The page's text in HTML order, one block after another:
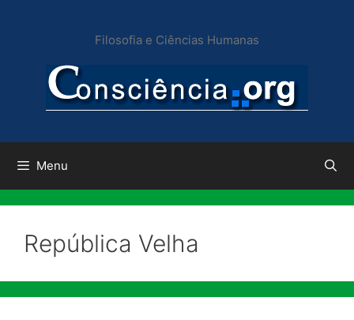
conteúdo
Filosofia e Ciências Humanas
Menu
República Velha